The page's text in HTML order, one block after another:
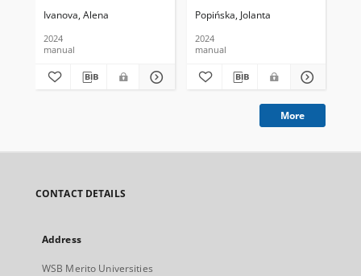
Ivanova, Alena
2024
manual
Popińska, Jolanta
2024
manual
More
CONTACT DETAILS
Address
WSB Merito Universities